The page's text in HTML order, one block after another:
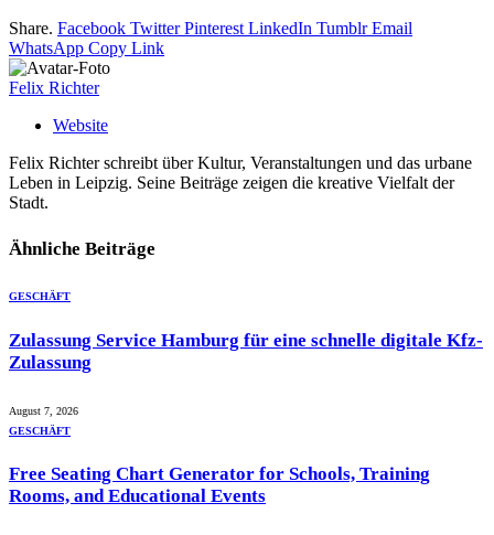
Share. Facebook Twitter Pinterest LinkedIn Tumblr Email
WhatsApp Copy Link
Felix Richter
Website
Felix Richter schreibt über Kultur, Veranstaltungen und das urbane
Leben in Leipzig. Seine Beiträge zeigen die kreative Vielfalt der
Stadt.
Ähnliche Beiträge
GESCHÄFT
Zulassung Service Hamburg für eine schnelle digitale Kfz-
Zulassung
August 7, 2026
GESCHÄFT
Free Seating Chart Generator for Schools, Training
Rooms, and Educational Events